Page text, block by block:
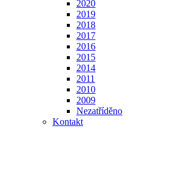
2020
2019
2018
2017
2016
2015
2014
2011
2010
2009
Nezatříděno
Kontakt